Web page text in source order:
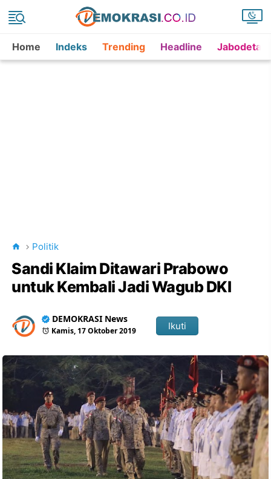
Home Indeks Trending Headline
Politik
Sandi Klaim Ditawari Prabowo
untuk Kembali Jadi Wagub DKI
DEMOKRASI News
Kamis, 17 Oktober 2019 Ikuti